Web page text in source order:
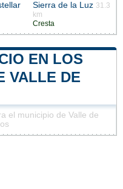
Sierra de la Luz 31.3
km
Cresta
EN LOS
VALLE DE
el municipio de Valle de